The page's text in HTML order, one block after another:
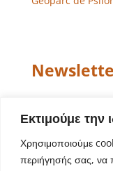
Εκτιμούμε την
Χρησιμοποιούμε
περιήγησής σας, να